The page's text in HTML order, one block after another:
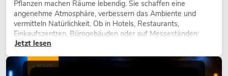
Pflanzen machen Räume lebendig. Sie schaffen eine
angenehme Atmosphäre, verbessern das Ambiente und
vermitteln Natürlichkeit. Ob in Hotels, Restaurants,
Einkaufszentren, Bürogebäuden oder auf Messeständen:
eine hochwertige Begrünung gehört heute längst zum
Jetzt lesen
LICHT